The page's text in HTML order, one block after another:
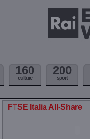
160
culture
200
sport
FTSE Italia All-Share